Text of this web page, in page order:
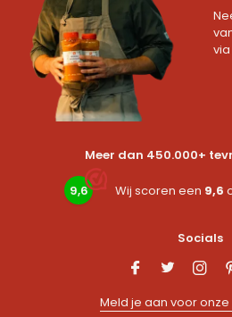
Meer dan 450.000+
9,6 Wij scoren een 9,6
Socials
Meld je aan voor